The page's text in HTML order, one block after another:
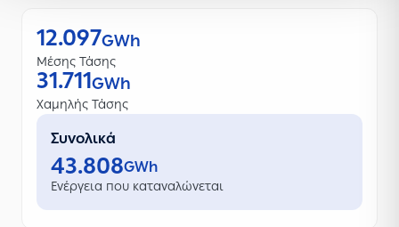
12.097GWh
Μέσης Τάσης
31.711GWh
Χαμηλής Τάσης
Συνολικά
43.808GWh
Ενέργεια που καταναλώνεται